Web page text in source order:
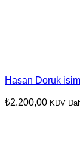
Hasan Doruk
₺2.200,00 KDV